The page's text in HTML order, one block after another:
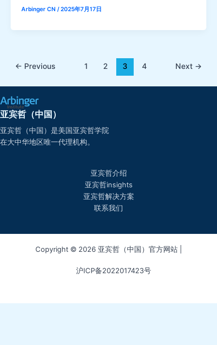
Arbinger CN/2025年7月17日
← Previous 1 2 3 4 Next →
亚宾哲（中国）
亚宾哲（中国）是美国亚宾哲学院
在大中华地区唯一代理机构。
亚宾哲介绍
亚宾哲insights
亚宾哲解决方案
联系我们
Copyright © 2026 亚宾哲（中国）官方网站 |
沪ICP备2022017423号